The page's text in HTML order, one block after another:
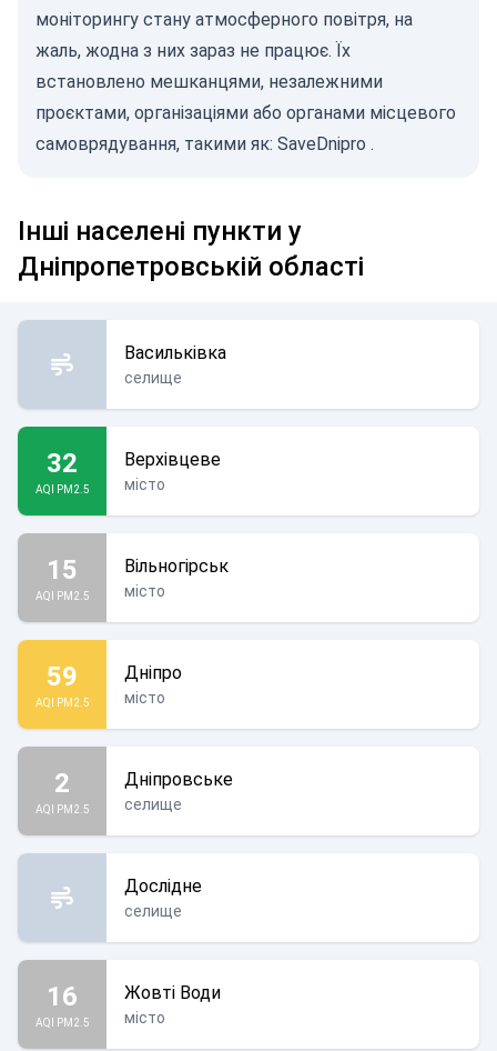
моніторингу стану атмосферного повітря, на
жаль, жодна з них зараз не працює. Їх
встановлено мешканцями, незалежними
проєктами, організаціями або органами місцевого
самоврядування, такими як: SaveDnipro .
Інші населені пункти у
Дніпропетровській області
Васильківка
селище
32
AQI PM2.5
Верхівцеве
місто
15
AQI PM2.5
Вільногірськ
місто
59
AQI PM2.5
Дніпро
місто
2
AQI PM2.5
Дніпровське
селище
Дослідне
селище
16
AQI PM2.5
Жовті Води
місто